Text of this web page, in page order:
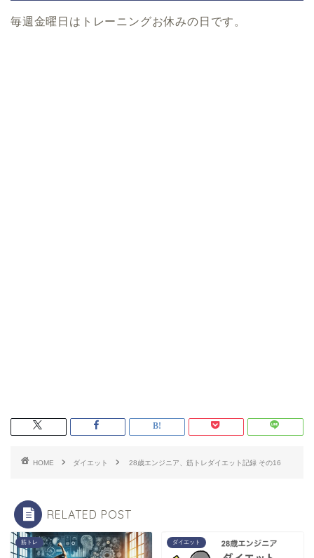
毎週金曜日はトレーニングお休みの日です。
HOME ダイエット 28歳エンジニア、筋トレダイエット記録 その16
RELATED POST
筋トレ ダイエット